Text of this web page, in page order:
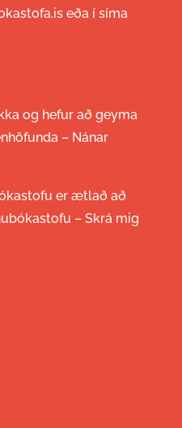
eða í síma
og hefur að geyma
– Nánar
er ætlað að
– Skrá mig